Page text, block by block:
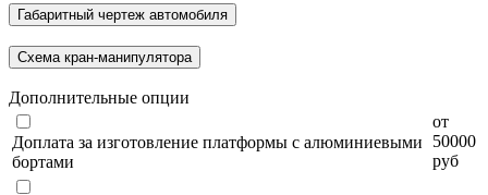
Габаритный чертеж автомобиля
Схема кран-манипулятора
Дополнительные опции
Доплата за изготовление платформы с алюминиевыми
бортами
от
50000
руб